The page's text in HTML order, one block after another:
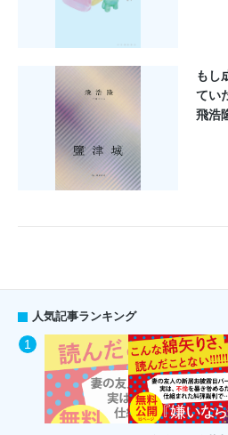
もし
てい
飛浩
人気記事ランキング